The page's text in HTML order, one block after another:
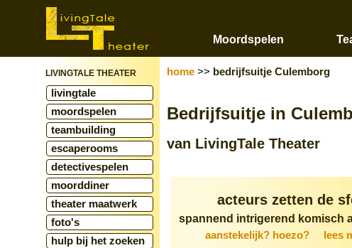
Moordspelen
LIVINGTALE THEATER
livingtale
moordspelen
teambuilding
escaperooms
detectivespelen
moorddiner
theater maatwerk
foto's
hulp bij het zoeken
home >> bedrijfsuitje Culemborg
Bedrijfsuitje in
van LivingTale Theater
acteurs zetten de
spannend intrigerend komisch
aanstekelijk? hoezo? lees